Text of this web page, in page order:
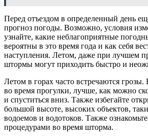
Перед отъездом в определенный день
прогноз погоды. Возможно, условия
узнайте, какие неблагоприятные
вероятны в это время года и как себя
наступления. Летом, даже при лучшем
штормы могут приходить быстро и
Летом в горах часто встречаются
во время прогулки, лучше, как можно
и спуститься вниз. Также избегайте
большой высоте, высоких объектов,
водоемов и водотоков. Также
процедурами во время шторма.